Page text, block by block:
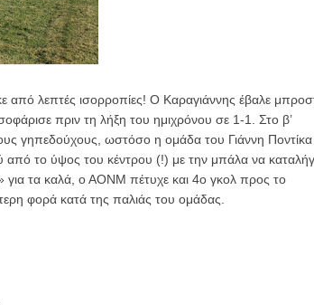
απο τον Δομοκό που κυριαρχούν στο
Ιδεών - Hackathon που διοργανώνει η
στους τομείς της περιβαλλοντικής
αλλαγής
από λεπτές ισορροπίες! Ο Καραγιάννης έβαλε
πριν τη λήξη του ημιχρόνου σε 1-1. Στο β’
γηπεδούχους, ωστόσο η ομάδα του Γιάννη Ποντίκα
από το ύψος του κέντρου (!) με την μπάλα να
για τα καλά, ο ΑΟΝΜ πέτυχε και 4ο γκολ προς το
φορά κατά της παλιάς του ομάδας.